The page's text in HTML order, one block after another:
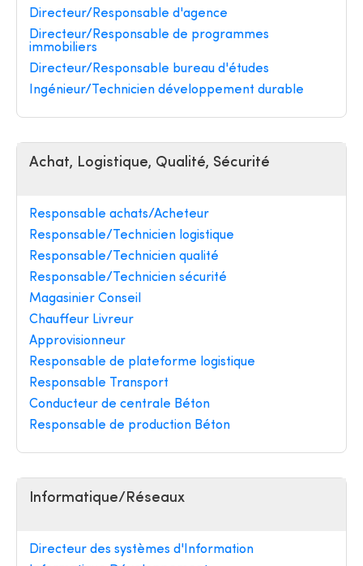
Directeur/Responsable d'agence
Directeur/Responsable de programmes
immobiliers
Directeur/Responsable bureau d'études
Ingénieur/Technicien développement durable
Achat, Logistique, Qualité, Sécurité
Responsable achats/Acheteur
Responsable/Technicien logistique
Responsable/Technicien qualité
Responsable/Technicien sécurité
Magasinier Conseil
Chauffeur Livreur
Approvisionneur
Responsable de plateforme logistique
Responsable Transport
Conducteur de centrale Béton
Responsable de production Béton
Informatique/Réseaux
Directeur des systèmes d'Information